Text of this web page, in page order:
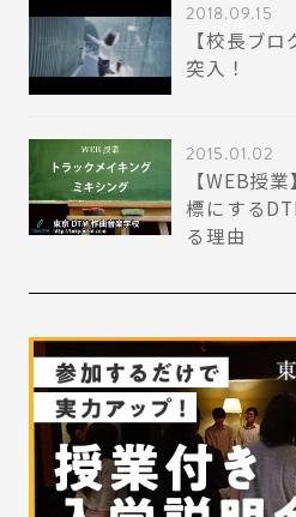
2018.09.15
【校長ブ
突入！
2015.01.02
【WEB授
標にする
る理由